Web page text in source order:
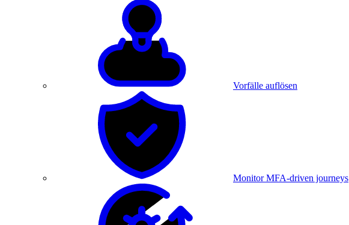
Vorfälle auflösen
Monitor MFA-driven journeys